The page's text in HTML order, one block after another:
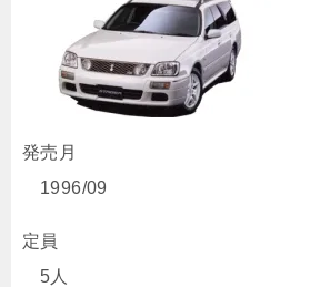
発売月
1996/09
定員
5人